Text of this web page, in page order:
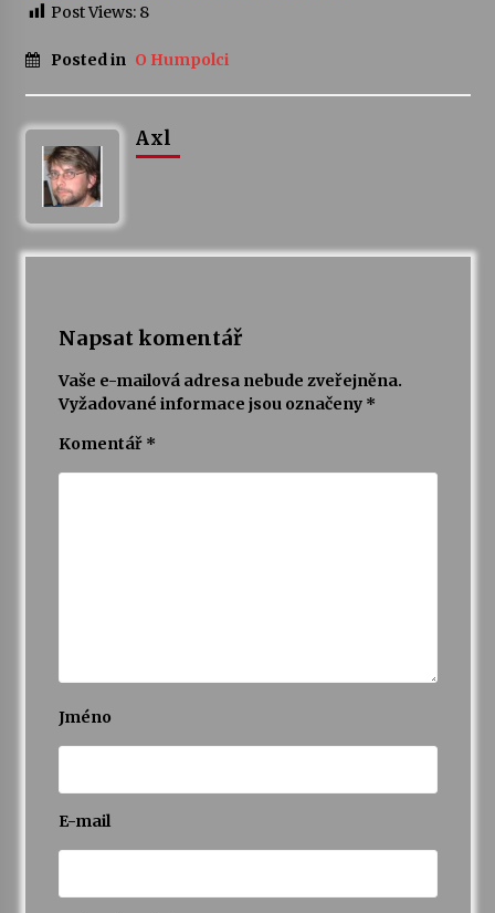
Post Views: 8
Posted in O Humpolci
Axl
Napsat komentář
Vaše e-mailová adresa nebude zveřejněna.
Vyžadované informace jsou označeny *
Komentář *
Jméno
E-mail